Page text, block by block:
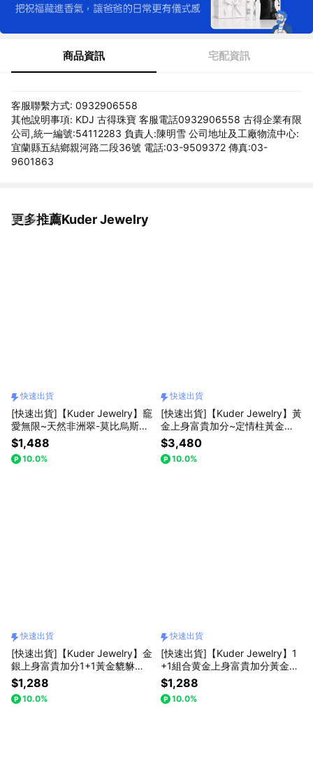
商品資訊 宅配資訊
客服聯繫方式: 0932906558
其他說明事項: KDJ 古得珠寶 客服電話0932906558 古得企業有限
公司,統一編號:54112283 負責人:陳明雪 公司地址及工廠物流中心:
宜蘭縣五結鄉親河路二段36號 電話:03-9509372 傳真:03-
9601863
更多推薦Kuder Jewelry
看更多
快速出貨
[快速出貨]【Kuder Jewelry】竉
愛無限~天然非洲翠-莫比烏斯環
項鍊附藍色六朵玫瑰精油皂禮盒
『LINE禮物獨家組合』
$1,488
10.0%
快速出貨
[快速出貨]【Kuder Jewelry】黃
金上身富貴加分~定情柱黃金項
鍊1+1組合,買一件項鍊送一件財
庫符
$3,480
10.0%
快速出貨
[快速出貨]【Kuder Jewelry】金
銀上身富貴加分1+1黃金貔貅手
鍊組『LINE禮物獨家組合』
$1,288
10.0%
快速出貨
[快速出貨]【Kuder Jewelry】1
+1組合黄金上身富貴加分黃金項
鍊任選,任買一件送香氛玫瑰花一
束
$1,288
10.0%